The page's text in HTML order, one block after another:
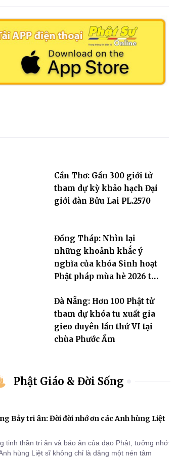
Cần Thơ: Gần 300 giới tử
tham dự kỳ khảo hạch Đại
giới đàn Bửu Lai PL.2570
Đồng Tháp: Nhìn lại
những khoảnh khắc ý
nghĩa của khóa Sinh hoạt
Phật pháp mùa hè 2026 tại
Đà Nẵng: Hơn 100 Phật tử
tham dự khóa tu xuất gia
gieo duyên lần thứ VI tại
chùa Phước Ấm
Phật Giáo & Đời Sống
Bảy tri ân: Đời đời nhớ ơn các Anh hùng Liệt
tinh thần tri ân và báo ân của đạo Phật, tưởng nhớ
hùng Liệt sĩ không chỉ là dâng một nén tâm